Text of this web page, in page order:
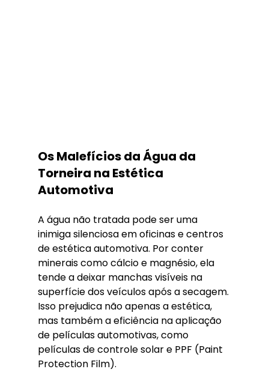
Os Malefícios da Água da
Torneira na Estética
Automotiva
A água não tratada pode ser uma
inimiga silenciosa em oficinas e centros
de estética automotiva. Por conter
minerais como cálcio e magnésio, ela
tende a deixar manchas visíveis na
superfície dos veículos após a secagem.
Isso prejudica não apenas a estética,
mas também a eficiência na aplicação
de películas automotivas, como
películas de controle solar e PPF (Paint
Protection Film).